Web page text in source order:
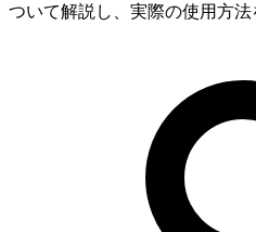
ついて解説し、実際の使用方法